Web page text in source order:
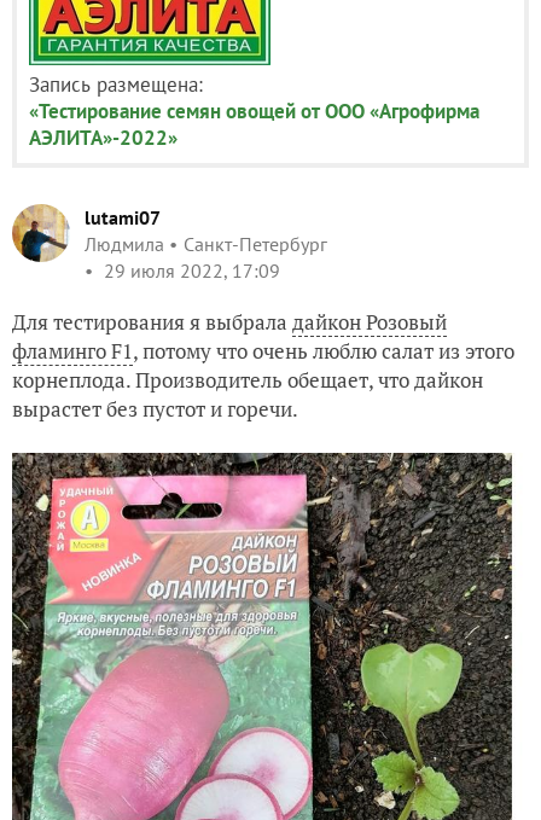
Запись размещена:
«Тестирование семян овощей от ООО «Агрофирма
АЭЛИТА»-2022»
lutami07
Людмила
Санкт-Петербург
29 июля 2022, 17:09
Для тестирования я выбрала дайкон Розовый
фламинго F1, потому что очень люблю салат из этого
корнеплода. Производитель обещает, что дайкон
вырастет без пустот и горечи.